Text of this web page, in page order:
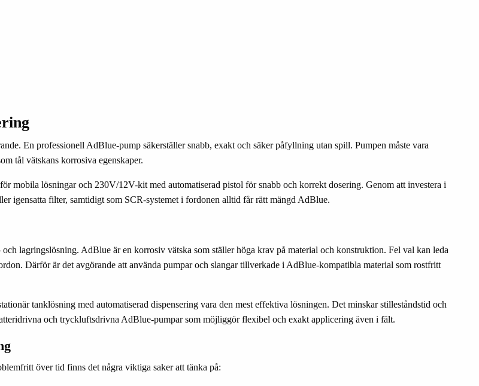
En professionell AdBlue-pump säkerställer snabb, exakt och säker påfyllning utan spill. Pumpen måste vara
tål vätskans korrosiva egenskaper.
mobila lösningar och 230V/12V-kit med automatiserad pistol för snabb och korrekt dosering. Genom att investera i
igensatta filter, samtidigt som SCR-systemet i fordonen alltid får rätt mängd AdBlue.
lagringslösning. AdBlue är en korrosiv vätska som ställer höga krav på material och konstruktion. Fel val kan leda
Därför är det avgörande att använda pumpar och slangar tillverkade i AdBlue-kompatibla material som rostfritt
tanklösning med automatiserad dispensering vara den mest effektiva lösningen. Det minskar stilleståndstid och
och tryckluftsdrivna AdBlue-pumpar som möjliggör flexibel och exakt applicering även i fält.
över tid finns det några viktiga saker att tänka på: